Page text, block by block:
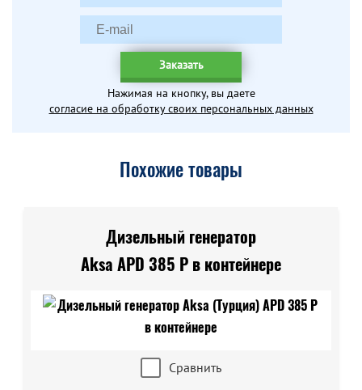
Заказать
Нажимая на кнопку, вы даете
согласие на обработку своих персональных данных
Похожие товары
Дизельный генератор
Aksa APD 385 P в контейнере
Сравнить